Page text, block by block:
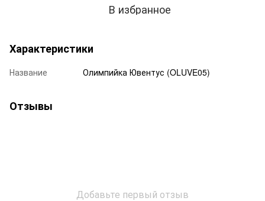
В избранное
Характеристики
Название Олимпийка Ювентус (OLUVE05)
Отзывы
Добавьте первый отзыв